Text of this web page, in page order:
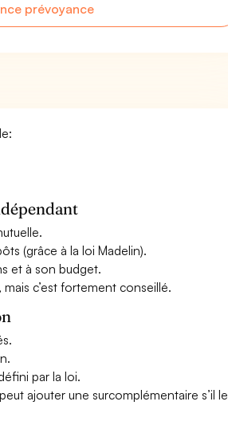
prévoyance
(grâce à la loi Madelin).
et à son budget.
c’est fortement conseillé.
par la loi.
ajouter une surcomplémentaire s’il le